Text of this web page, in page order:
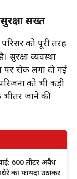
सख्त
को पूरी तरह
सुरक्षा व्यवस्था
रोक लगा दी गई
को भी कड़ी
जाने की
600 लीटर अवैध
का फायदा उठाकर